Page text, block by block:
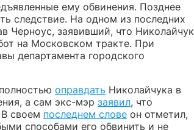
ему обвинения. Позднее
следствие. На одном из последних
Черноус, заявивший, что Николайчук
на Московском тракте. При
департамента городского
оправдать Николайчука в
а сам экс-мэр заявил, что
своем последнем слове он отметил,
способами его обвинить и не